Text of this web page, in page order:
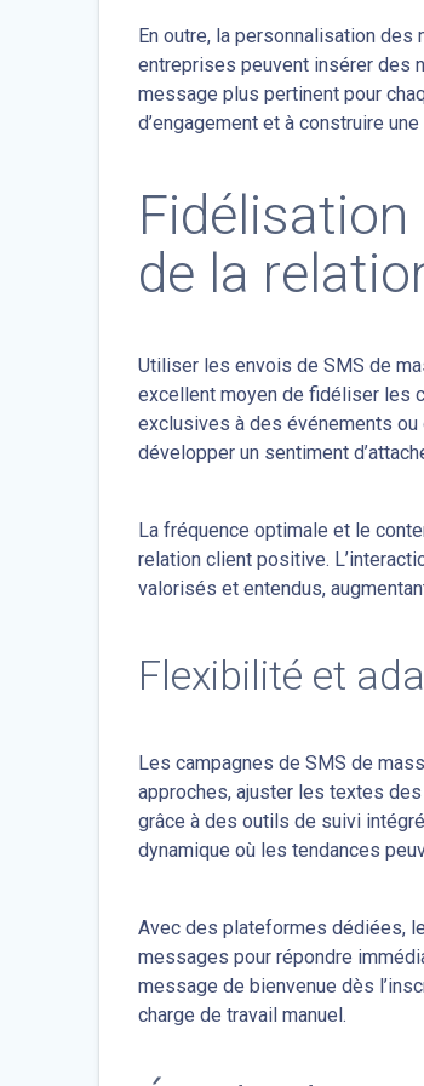
En outre, la personnalisation
entreprises peuvent insérer des
message plus pertinent pour
d’engagement et à construire
de la
Utiliser les envois de SMS de
excellent moyen de fidéliser les
exclusives à des événements
développer un sentiment
La fréquence optimale et le
relation client positive.
valorisés et entendus,
Flexibilité et
Les campagnes de SMS de
approches, ajuster les textes
grâce à des outils de suivi
dynamique où les tendances
Avec des plateformes dédiées,
messages pour répondre
message de bienvenue dès
charge de travail manuel.